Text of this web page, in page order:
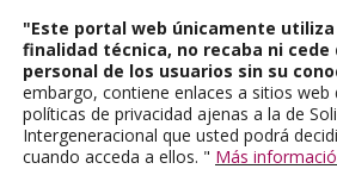
"Este portal web únicamente
finalidad técnica, no recaba ni
personal de los usuarios sin su
embargo, contiene enlaces a sitios web
políticas de privacidad ajenas a la de
Intergeneracional que usted podrá
cuando acceda a ellos. " Más